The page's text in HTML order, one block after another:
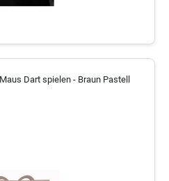
Dart spielen - Braun Pastell